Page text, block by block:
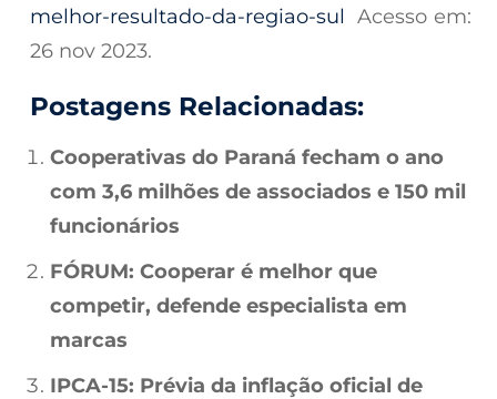
melhor-resultado-da-regiao-sul Acesso em:
26 nov 2023.
Postagens Relacionadas:
Cooperativas do Paraná fecham o ano
com 3,6 milhões de associados e 150 mil
funcionários
FÓRUM: Cooperar é melhor que
competir, defende especialista em
marcas
IPCA-15: Prévia da inflação oficial de